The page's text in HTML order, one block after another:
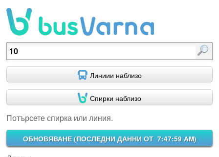
Потърсете спирка или линия.
Линиии наблизо
Спирки наблизо
Потърсете спирка или линия.
ОБНОВЯВАНЕ (ПОСЛЕДНИ ДАННИ ОТ 7:47:59 AM)